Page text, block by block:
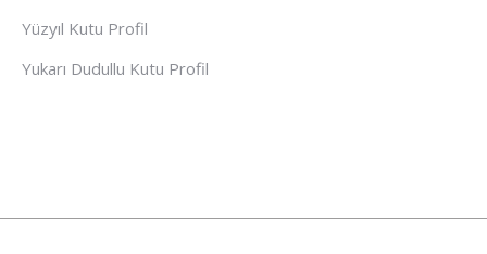
Yüzyıl Kutu Profil
Yukarı Dudullu Kutu Profil